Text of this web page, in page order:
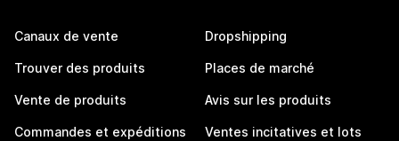
Canaux de vente
Trouver des produits
Vente de produits
Commandes et expéditions
Dropshipping
Places de marché
Avis sur les produits
Ventes incitatives et lots